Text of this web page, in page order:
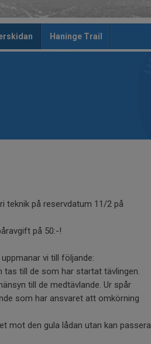
Haninge Trail
teknik på reservdatum 11/2 på
på 50:-!
vi till följande:
tas till de som har startat tävlingen.
till de medtävlande. Ur spår
som har ansvaret att omkörning
mot den gula lådan utan kan passera